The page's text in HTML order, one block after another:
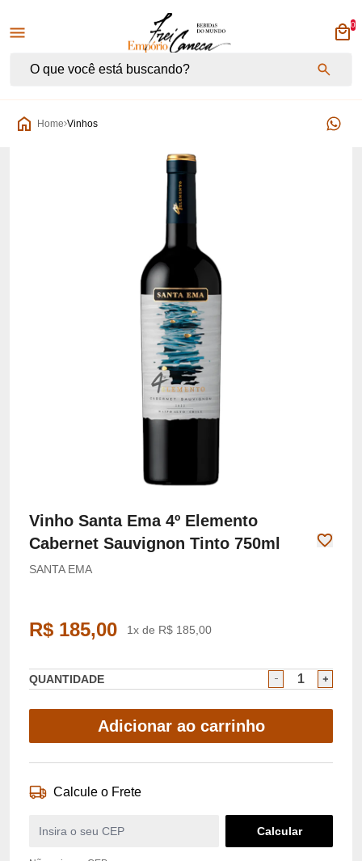
Empório Frei Caneca
0
Home Vinhos
Vinho Santa Ema 4º Elemento
Cabernet Sauvignon Tinto 750ml
SANTA EMA
R$ 185,00 1x de R$ 185,00
QUANTIDADE
Adicionar ao carrinho
Calcule o Frete